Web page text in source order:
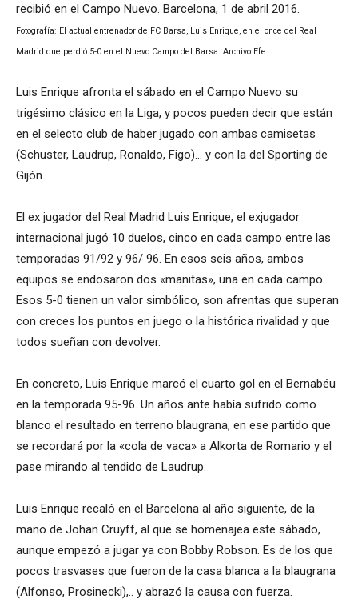
recibió en el Campo Nuevo. Barcelona, 1 de abril 2016.
Fotografía: El actual entrenador de FC Barsa, Luis Enrique, en el once del Real
Madrid que perdió 5-0 en el Nuevo Campo del Barsa. Archivo Efe.
Luis Enrique afronta el sábado en el Campo Nuevo su
trigésimo clásico en la Liga, y pocos pueden decir que están
en el selecto club de haber jugado con ambas camisetas
(Schuster, Laudrup, Ronaldo, Figo)… y con la del Sporting de
Gijón.
El ex jugador del Real Madrid Luis Enrique, el exjugador
internacional jugó 10 duelos, cinco en cada campo entre las
temporadas 91/92 y 96/ 96. En esos seis años, ambos
equipos se endosaron dos «manitas», una en cada campo.
Esos 5-0 tienen un valor simbólico, son afrentas que superan
con creces los puntos en juego o la histórica rivalidad y que
todos sueñan con devolver.
En concreto, Luis Enrique marcó el cuarto gol en el Bernabéu
en la temporada 95-96. Un años ante había sufrido como
blanco el resultado en terreno blaugrana, en ese partido que
se recordará por la «cola de vaca» a Alkorta de Romario y el
pase mirando al tendido de Laudrup.
Luis Enrique recaló en el Barcelona al año siguiente, de la
mano de Johan Cruyff, al que se homenajea este sábado,
aunque empezó a jugar ya con Bobby Robson. Es de los que
pocos trasvases que fueron de la casa blanca a la blaugrana
(Alfonso, Prosinecki),.. y abrazó la causa con fuerza.